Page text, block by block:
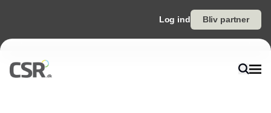
Log ind Bliv partner